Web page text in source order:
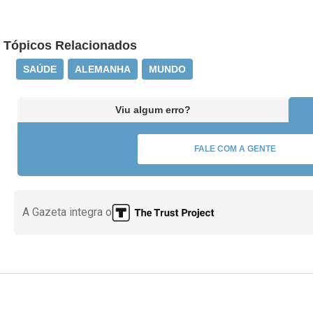
Tópicos Relacionados
SAÚDE ALEMANHA MUNDO
Viu algum erro?
FALE COM A GENTE
A Gazeta integra o